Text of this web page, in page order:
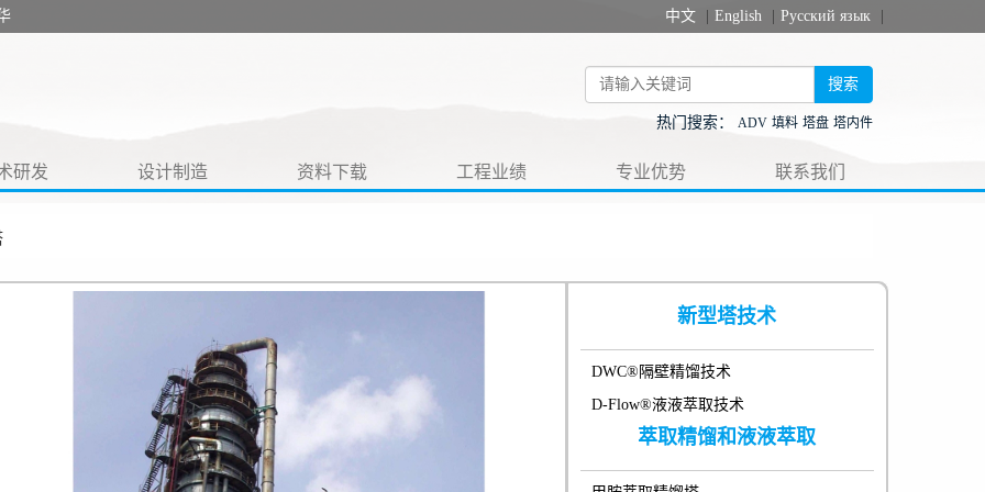
中文 English Русский язык
搜索
热门搜索： ADV 填料 塔盘 塔内件
研发 设计制造 资料下载 工程业绩 专业优势 联系我们
新型塔技术
DWC®隔壁精馏技术
D-Flow®液液萃取技术
萃取精馏和液液萃取